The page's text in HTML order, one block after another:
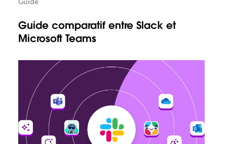
Guide comparatif entre Slack et
Microsoft Teams